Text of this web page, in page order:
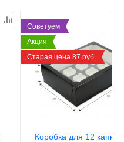
Советуем
Акция
Старая цена 87 руб.
Коробка для 12